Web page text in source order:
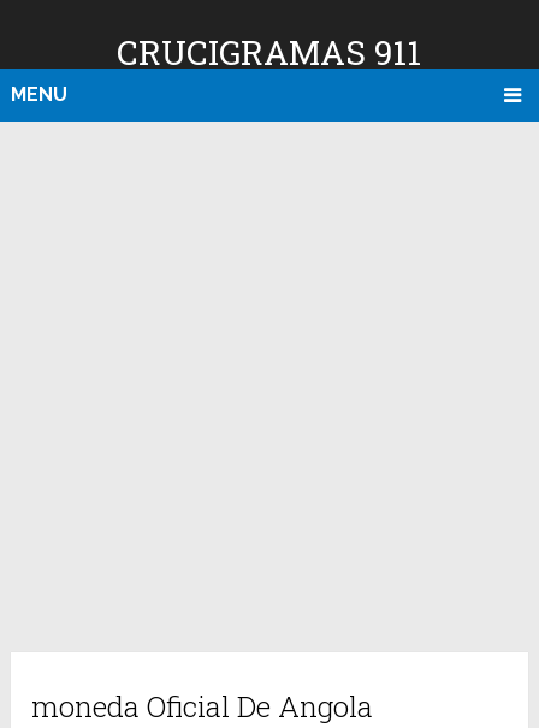
CRUCIGRAMAS 911
MENU
moneda Oficial De Angola